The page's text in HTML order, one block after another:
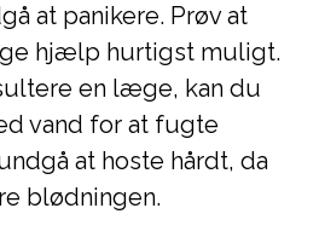
at panikere. Prøv at
hjælp hurtigst muligt.
en læge, kan du
vand for at fugte
at hoste hårdt, da
blødningen.